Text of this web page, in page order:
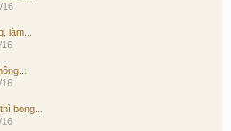
16
làm...
16
16
bong...
16